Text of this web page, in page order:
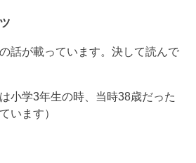
話が載っています。決して読んで
小学3年生の時、当時38歳だった
います）